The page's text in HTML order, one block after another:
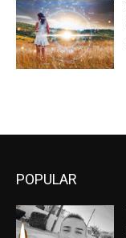
POPULAR